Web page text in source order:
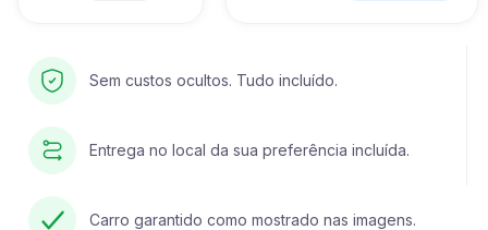
Sem custos ocultos. Tudo incluído.
Entrega no local da sua preferência incluída.
Carro garantido como mostrado nas imagens.